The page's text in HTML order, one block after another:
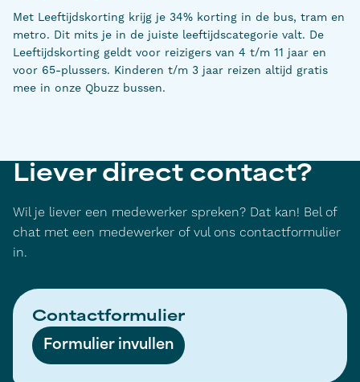
Met Leeftijdskorting krijg je 34% korting in de bus, tram en
metro. Dit mits je in de juiste leeftijdscategorie valt. De
Leeftijdskorting geldt voor reizigers van 4 t/m 11 jaar en
voor 65-plussers. Kinderen t/m 3 jaar reizen altijd gratis
mee in onze Qbuzz bussen.
Liever direct contact?
Wil je liever een medewerker spreken? Dat kan! Bel of
chat met een medewerker of vul ons contactformulier
in.
Contactformulier
Formulier invullen